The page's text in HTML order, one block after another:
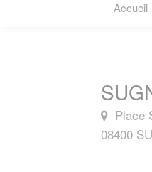
Accueil
Place
08400